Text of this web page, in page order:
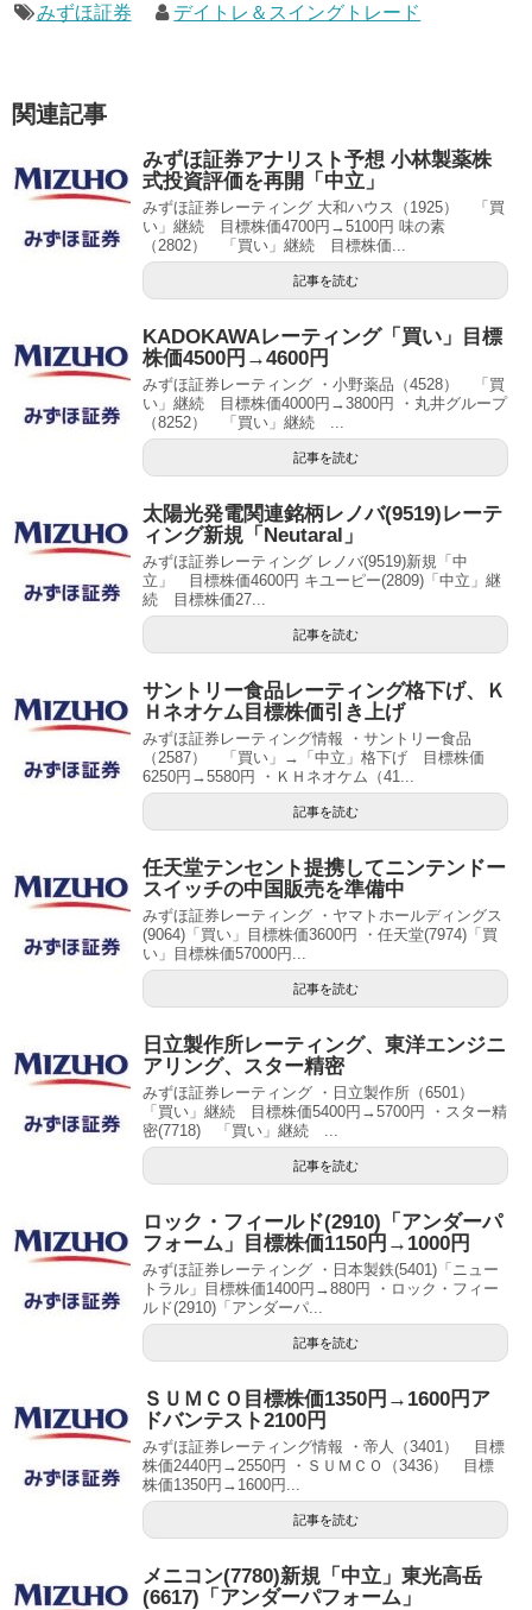
みずほ証券 デイトレ＆スイングトレード
関連記事
みずほ証券アナリスト予想 小林製薬株
式投資評価を再開「中立」
みずほ証券レーティング 大和ハウス（1925） 「買
い」継続 目標株価4700円→5100円 味の素
（2802） 「買い」継続 目標株価...
記事を読む
KADOKAWAレーティング「買い」目標
株価4500円→4600円
みずほ証券レーティング ・小野薬品（4528） 「買
い」継続 目標株価4000円→3800円 ・丸井グループ
（8252） 「買い」継続 ...
記事を読む
太陽光発電関連銘柄レノバ(9519)レーテ
ィング新規「Neutaral」
みずほ証券レーティング レノバ(9519)新規「中
立」 目標株価4600円 キユーピー(2809)「中立」継
続 目標株価27...
記事を読む
サントリー食品レーティング格下げ、Ｋ
Ｈネオケム目標株価引き上げ
みずほ証券レーティング情報 ・サントリー食品
（2587） 「買い」→「中立」格下げ 目標株価
6250円→5580円 ・ＫＨネオケム（41...
記事を読む
任天堂テンセント提携してニンテンドー
スイッチの中国販売を準備中
みずほ証券レーティング ・ヤマトホールディングス
(9064)「買い」目標株価3600円 ・任天堂(7974)「買
い」目標株価57000円...
記事を読む
日立製作所レーティング、東洋エンジニ
アリング、スター精密
みずほ証券レーティング ・日立製作所（6501）
「買い」継続 目標株価5400円→5700円 ・スター精
密(7718) 「買い」継続 ...
記事を読む
ロック・フィールド(2910)「アンダーパ
フォーム」目標株価1150円→1000円
みずほ証券レーティング ・日本製鉄(5401)「ニュー
トラル」目標株価1400円→880円 ・ロック・フィー
ルド(2910)「アンダーパ...
記事を読む
ＳＵＭＣＯ目標株価1350円→1600円ア
ドバンテスト2100円
みずほ証券レーティング情報 ・帝人（3401） 目標
株価2440円→2550円 ・ＳＵＭＣＯ（3436） 目標
株価1350円→1600円...
記事を読む
メニコン(7780)新規「中立」東光高岳
(6617)「アンダーパフォーム」